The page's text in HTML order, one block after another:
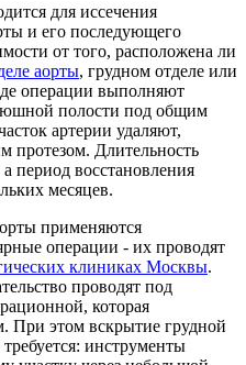
для иссечения
и его последующего
от того, расположена ли
аорты, грудном отделе или
операции выполняют
полости под общим
артерии удаляют,
протезом. Длительность
период восстановления
месяцев.
применяются
операции - их проводят
клиниках Москвы.
проводят под
которая
При этом вскрытие грудной
инструменты